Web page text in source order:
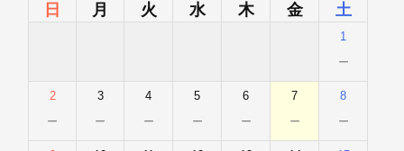
日 月 火 水 木 金 土
1
－
2
－
3
－
4
－
5
－
6
－
7
－
8
－